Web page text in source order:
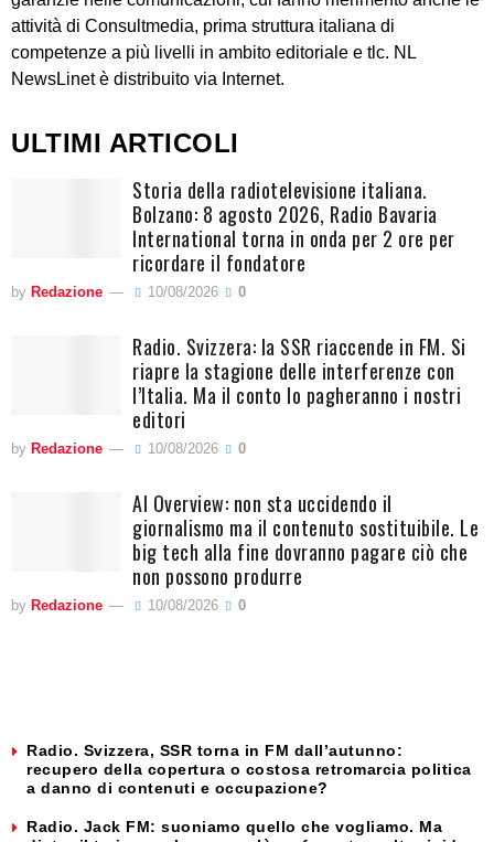
attività di Consultmedia, prima struttura italiana di
competenze a più livelli in ambito editoriale e tlc. NL
NewsLinet è distribuito via Internet.
ULTIMI ARTICOLI
Storia della radiotelevisione italiana.
Bolzano: 8 agosto 2026, Radio Bavaria
International torna in onda per 2 ore per
ricordare il fondatore
by Redazione 10/08/2026 0
Radio. Svizzera: la SSR riaccende in FM. Si
riapre la stagione delle interferenze con
l’Italia. Ma il conto lo pagheranno i nostri
editori
by Redazione 10/08/2026 0
AI Overview: non sta uccidendo il
giornalismo ma il contenuto sostituibile. Le
big tech alla fine dovranno pagare ciò che
non possono produrre
by Redazione 10/08/2026 0
Radio. Svizzera, SSR torna in FM dall’autunno:
recupero della copertura o costosa retromarcia politica
a danno di contenuti e occupazione?
Radio. Jack FM: suoniamo quello che vogliamo. Ma